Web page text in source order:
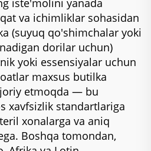
iste'molini yanada
va ichimliklar sohasidan
(suyuq qo'shimchalar yoki
dorilar uchun)
yoki essensiyalar uchun
maxsus butilka
etmoqda — bu
xavfsizlik standartlariga
xonalarga va aniq
Boshqa tomondan,